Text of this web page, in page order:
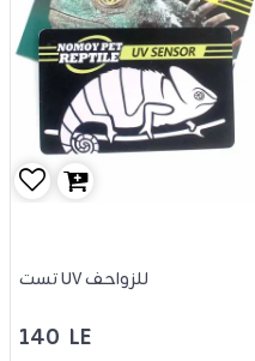
تست UV للزواحف
140 LE